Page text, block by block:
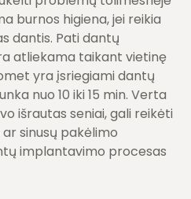
burnos higiena, jei reikia
dantis. Pati dantų
atliekama taikant vietinę
yra įsriegiami dantų
nuo 10 iki 15 min. Verta
išrautas seniai, gali reikėti
sinusų pakėlimo
implantavimo procesas